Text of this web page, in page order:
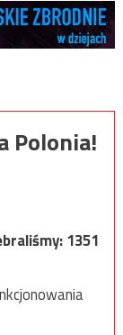
Polonia!
1351